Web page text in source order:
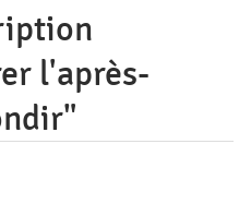
Maires
l'après-